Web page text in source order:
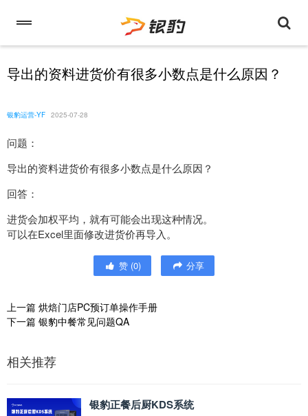
导出的资料进货价有很多小数点是什么原因？
银豹运营-YF 2025-07-28
问题：
导出的资料进货价有很多小数点是什么原因？
回答：
进货会加权平均，就有可能会出现这种情况。
可以在Excel里面修改进货价再导入。
赞 (0) 分享
上一篇 烘焙门店PC预订单操作手册
下一篇 银豹中餐常见问题QA
相关推荐
银豹正餐后厨KDS系统